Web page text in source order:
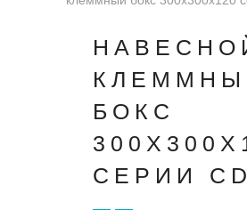
БОКС
СЕРИИ